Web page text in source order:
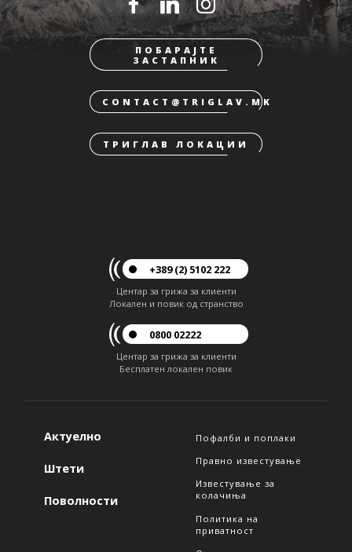
ПОБАРАЈТЕ
ЗАСТАПНИК
CONTACT@TRIGLAV.MK
ТРИГЛАВ ЛОКАЦИИ
+389 (2) 5102 222
Центар за грижа за клиенти
Локален и повик од странство
0800 02222
Центар за грижа за клиенти
Бесплатен локален повик
Актуелно
Штети
Поволности
Пофалби и поплаки
Правно известување
Известување за
колачиња
Политика на
приватност